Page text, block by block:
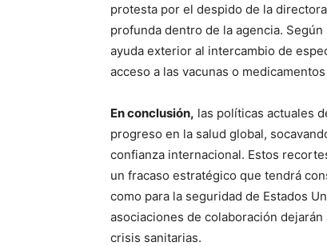
protesta por el despido de la
profunda dentro de la agencia.
ayuda exterior al intercambio de
acceso a las vacunas o
En conclusión, las políticas actuales
progreso en la salud global,
confianza internacional. Estos
un fracaso estratégico que tendrá
como para la seguridad de Estados
asociaciones de colaboración
crisis sanitarias.